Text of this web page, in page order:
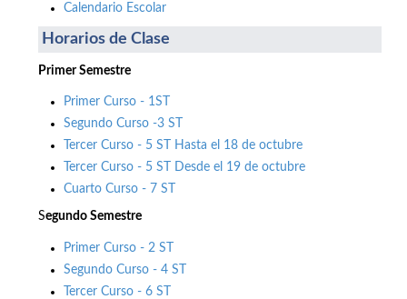
Calendario Escolar
Horarios de Clase
Primer Semestre
Primer Curso - 1ST
Segundo Curso -3 ST
Tercer Curso - 5 ST Hasta el 18 de octubre
Tercer Curso - 5 ST Desde el 19 de octubre
Cuarto Curso - 7 ST
Segundo Semestre
Primer Curso - 2 ST
Segundo Curso - 4 ST
Tercer Curso - 6 ST